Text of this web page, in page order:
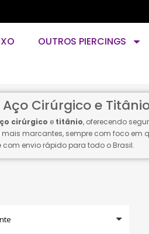
OUTROS PIERCINGS
Cirúrgico e
cirúrgico e titânio, oferecendo
marcantes, sempre com foco em
com envio rápido para todo o Brasil.